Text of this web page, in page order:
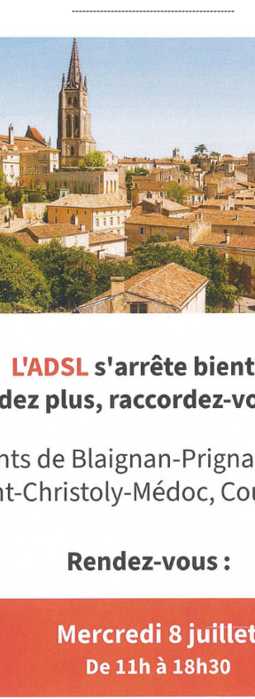
----------------------------------------------